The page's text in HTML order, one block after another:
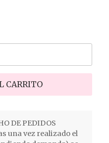
CARRITO
DE PEDIDOS
una vez realizado el